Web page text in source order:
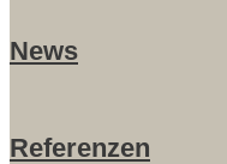
News
Referenzen